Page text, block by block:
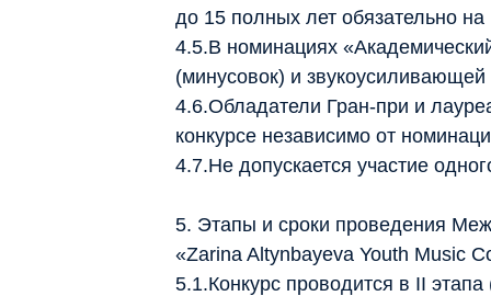
до 15 полных лет обязательно
4.5.В номинациях
(минусовок) и
4.6.Обладатели Гран-при и
конкурсе независимо от
4.7.Не допускается участие
5. Этапы и сроки проведения
«Zarina Altynbayeva Youth Music
5.1.Конкурс проводится в II этапа